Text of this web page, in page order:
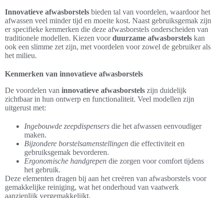
Innovatieve afwasborstels bieden tal van voordelen, waardoor het
afwassen veel minder tijd en moeite kost. Naast gebruiksgemak zijn
er specifieke kenmerken die deze afwasborstels onderscheiden van
traditionele modellen. Kiezen voorduurzame afwasborstels kan
ook een slimme zet zijn, met voordelen voor zowel de gebruiker als
het milieu.
Kenmerken van innovatieve afwasborstels
De voordelen van innovatieve afwasborstels zijn duidelijk
zichtbaar in hun ontwerp en functionaliteit. Veel modellen zijn
uitgerust met:
Ingebouwde zeepdispensers die het afwassen eenvoudiger
maken.
Bijzondere borstelsamenstellingen die effectiviteit en
gebruiksgemak bevorderen.
Ergonomische handgrepen die zorgen voor comfort tijdens
het gebruik.
Deze elementen dragen bij aan het creëren van afwasborstels voor
gemakkelijke reiniging, wat het onderhoud van vaatwerk
aanzienlijk vergemakkelijkt.